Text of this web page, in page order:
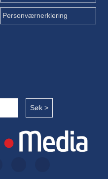
Personværnerklering